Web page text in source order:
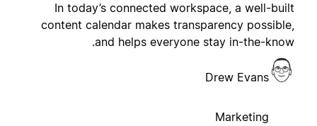
In today’s connected workspace, a well-
content calendar makes transparency
and helps everyone stay in-the-
Drew Evans
Marketing